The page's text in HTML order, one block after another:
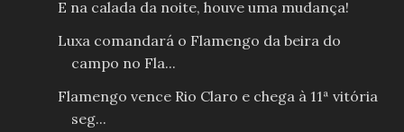
E na calada da noite, houve uma mudança!
Luxa comandará o Flamengo da beira do
campo no Fla...
Flamengo vence Rio Claro e chega à 11ª vitória
seg...